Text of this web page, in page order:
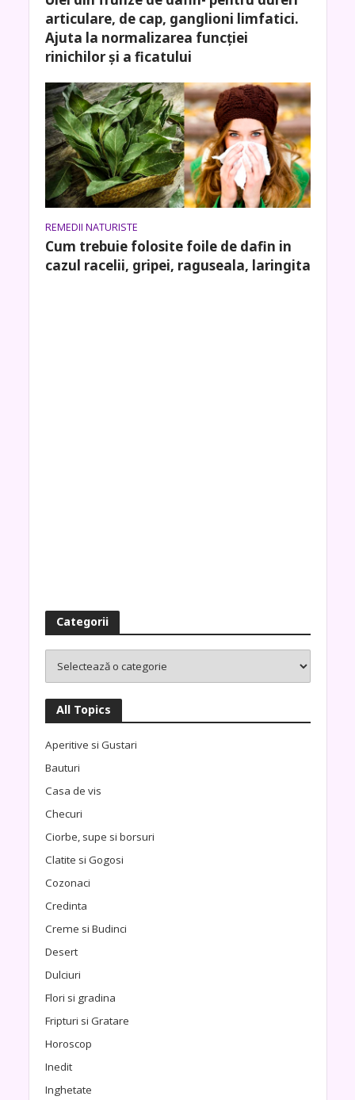
articulare, de cap, ganglioni limfatici.
Ajuta la normalizarea funcției
rinichilor și a ficatului
REMEDII NATURISTE
Cum trebuie folosite foile de dafin in
cazul racelii, gripei, raguseala, laringita
Categorii
All Topics
Aperitive si Gustari
Bauturi
Casa de vis
Checuri
Ciorbe, supe si borsuri
Clatite si Gogosi
Cozonaci
Credinta
Creme si Budinci
Desert
Dulciuri
Flori si gradina
Fripturi si Gratare
Horoscop
Inedit
Inghetate